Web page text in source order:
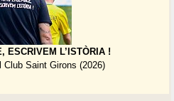
ESCRIVEM L’ISTÒRIA !
Club Saint Girons (2026)